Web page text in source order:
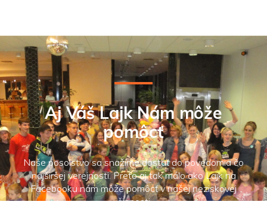
Aj Váš Lajk Nám môže
pomôcť
Naše posolstvo sa snažíme dostať do povedomia čo
najširšej verejnosti. Preto aj tak málo ako Lajk na
Facebooku nám môže pomôcť v našej neziskovej
činnosti